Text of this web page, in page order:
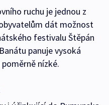
ruchu je jednou z
dát možnost
festivalu Štěpán
panuje vysoká
nízké.